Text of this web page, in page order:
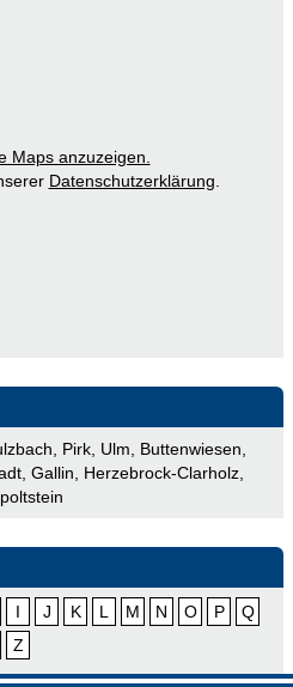
Maps anzuzeigen.
Datenschutzerklärung
Pirk Ulm Buttenwiesen
Gallin Herzebrock-Clarholz
I J K L M N O P
Q
Z